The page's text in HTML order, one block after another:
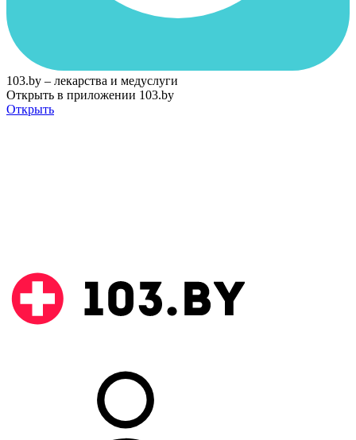
103.by – лекарства и медуслуги
Открыть в приложении 103.by
Открыть